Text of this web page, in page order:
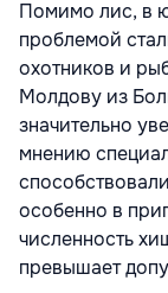
Помимо лис, в
проблемой
охотников и
Молдову из
значительно
мнению
особенно в
численность
превышает